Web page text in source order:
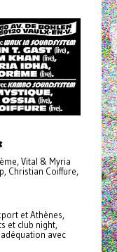
Vital & Myria
Christian Coiffure,
et Athènes,
et club night,
avec